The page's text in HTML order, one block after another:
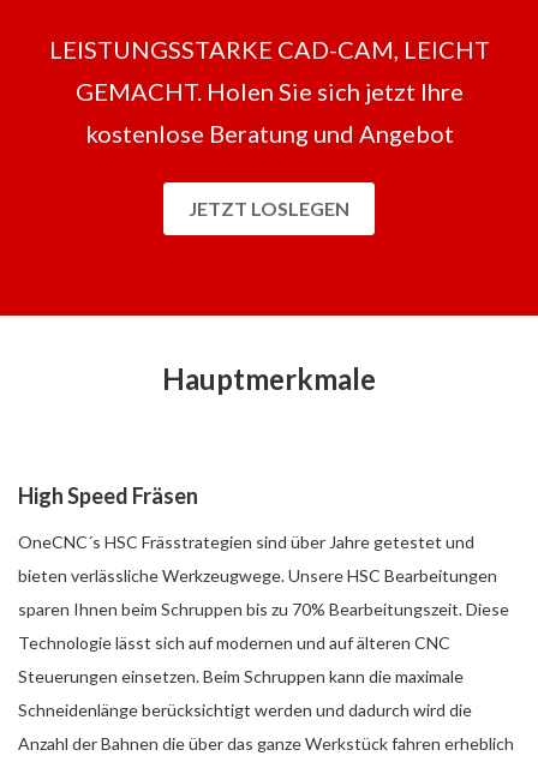
LEISTUNGSSTARKE CAD-CAM, LEICHT
GEMACHT. Holen Sie sich jetzt Ihre
kostenlose Beratung und Angebot
JETZT LOSLEGEN
Hauptmerkmale
High Speed Fräsen
OneCNC´s HSC Frässtrategien sind über Jahre getestet und
bieten verlässliche Werkzeugwege. Unsere HSC Bearbeitungen
sparen Ihnen beim Schruppen bis zu 70% Bearbeitungszeit. Diese
Technologie lässt sich auf modernen und auf älteren CNC
Steuerungen einsetzen. Beim Schruppen kann die maximale
Schneidenlänge berücksichtigt werden und dadurch wird die
Anzahl der Bahnen die über das ganze Werkstück fahren erheblich